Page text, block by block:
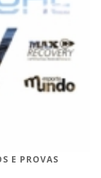
E PROVAS